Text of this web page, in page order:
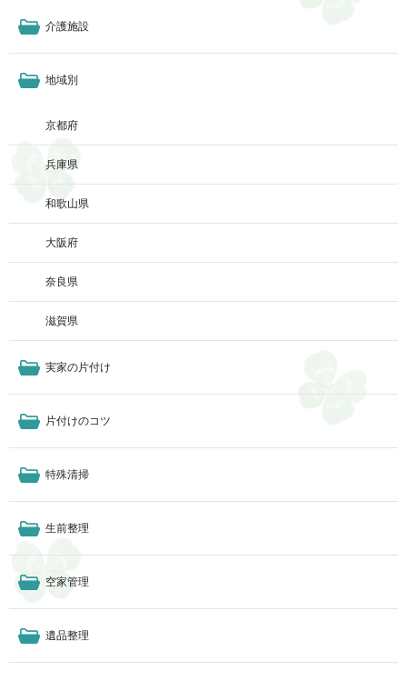
介護施設
地域別
京都府
兵庫県
和歌山県
大阪府
奈良県
滋賀県
実家の片付け
片付けのコツ
特殊清掃
生前整理
空家管理
遺品整理